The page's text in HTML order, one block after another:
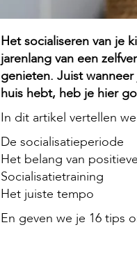
Het socialiseren van je
jarenlang van een
genieten. Juist
huis hebt, heb je hier
In dit artikel vertellen
De socialisatieperiode
Het belang van
Socialisatietraining
Het juiste tempo
En geven we je 16 tips